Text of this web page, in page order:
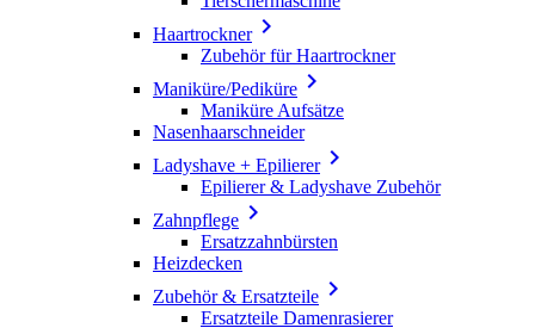
Haartrockner
Zubehör für Haartrockner
Maniküre/Pediküre 
Maniküre Aufsätze
Nasenhaarschneider
Ladyshave + Epilierer
Epilierer & Ladyshave Zubehör
Zahnpflege 
Ersatzzahnbürsten
Heizdecken
Zubehör & Ersatzteile 
Ersatzteile Damenrasierer